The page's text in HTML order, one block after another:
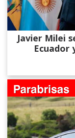
Javier Milei
Ecuador